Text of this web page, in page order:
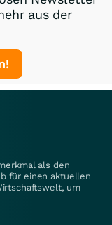
aus der
als den
für einen aktuellen
um